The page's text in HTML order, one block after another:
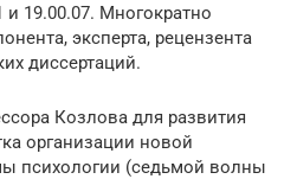
19.00.07. Многократно
эксперта, рецензента
диссертаций.
Козлова для развития
организации новой
психологии (седьмой волны